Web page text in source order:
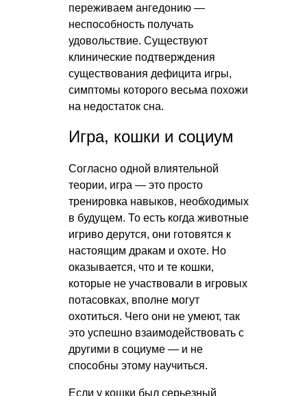
переживаем ангедонию —
неспособность получать
удовольствие. Существуют
клинические подтверждения
существования дефицита игры,
симптомы которого весьма похожи
на недостаток сна.
Игра, кошки и социум
Согласно одной влиятельной
теории, игра — это просто
тренировка навыков, необходимых
в будущем. То есть когда животные
игриво дерутся, они готовятся к
настоящим дракам и охоте. Но
оказывается, что и те кошки,
которые не участвовали в игровых
потасовках, вполне могут
охотиться. Чего они не умеют, так
это успешно взаимодействовать с
другими в социуме — и не
способны этому научиться.
Если у кошки был серьезный